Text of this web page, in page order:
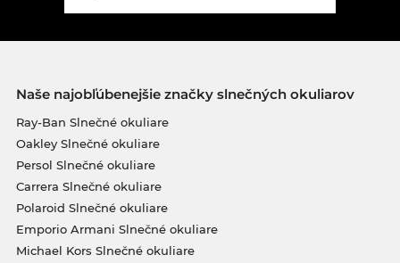
Naše najobľúbenejšie značky slnečných okuliarov
Ray-Ban Slnečné okuliare
Oakley Slnečné okuliare
Persol Slnečné okuliare
Carrera Slnečné okuliare
Polaroid Slnečné okuliare
Emporio Armani Slnečné okuliare
Michael Kors Slnečné okuliare